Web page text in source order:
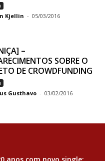
Kjellin - 05/03/2016
–
SOBRE O
DE CROWDFUNDING
Gusthavo - 03/02/2016